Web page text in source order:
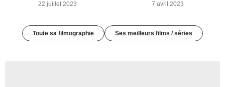
22 juillet 2023 7 avril 2023
Toute sa filmographie Ses meilleurs films / séries